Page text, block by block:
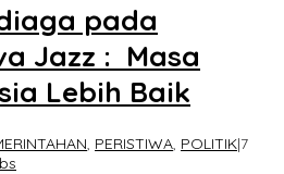
pada
Jazz : Masa
Lebih Baik
PERISTIWA POLITIK|7